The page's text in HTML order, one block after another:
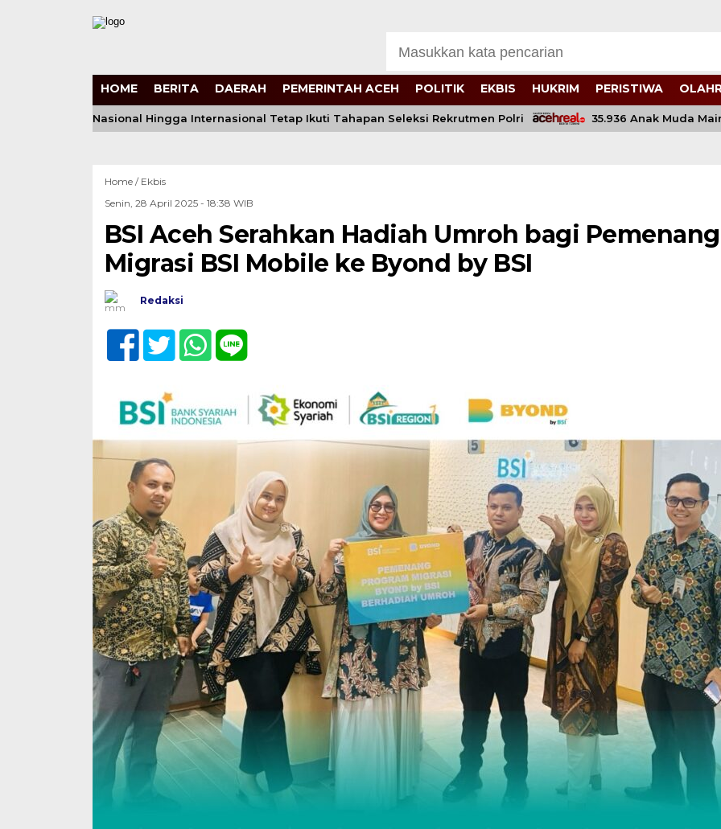
HOME BERITA DAERAH PEMERINTAH ACEH POLITIK EKBIS HUKRIM PERISTIWA
Prestasi Nasional Hingga Internasional Tetap Ikuti Tahapan Seleksi Rekrutmen Polri 35.936 Anak Muda Main
Home / Ekbis
Senin, 28 April 2025 - 18:38 WIB
BSI Aceh Serahkan Hadiah Umroh bagi Pemenang
Migrasi BSI Mobile ke Byond by BSI
Redaksi